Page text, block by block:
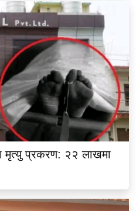
मृत्यु प्रकरण: २२ लाखमा